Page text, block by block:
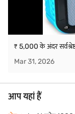
₹ 5,000 के अंदर
Mar 31, 2026
आप यहां हैं